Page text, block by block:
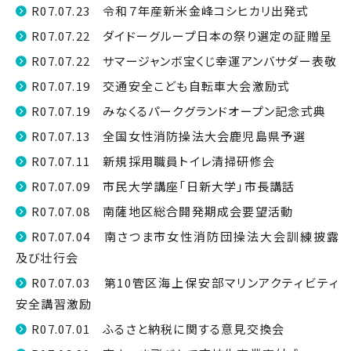
R07.07.23 令和７年産新米金峰コシヒカリ出発式
R07.07.22 ダイドーグループ日本の祭り選定の証贈呈
R07.07.22 サマージャンボ宝くじ幸運アンバサダー表敬
R07.07.19 交通安全こども自転車大会激励式
R07.07.19 みなくるパークグランドオープン記念式典
R07.07.13 全国女性消防操法大会鹿児島県予選
R07.07.11 新規採用職員トイレ清掃研修会
R07.07.09 市民大学講座「日新大学」市長講話
R07.07.08 南薩地区総合開発期成会要望活動
R07.07.04 南さつま市女性消防団操法大会訓練披露
及び壮行会
R07.07.03 第10管区海上保安部マリンアクティビティ
安全講習激励
R07.07.01 ふるさと納税に関する意見交換会